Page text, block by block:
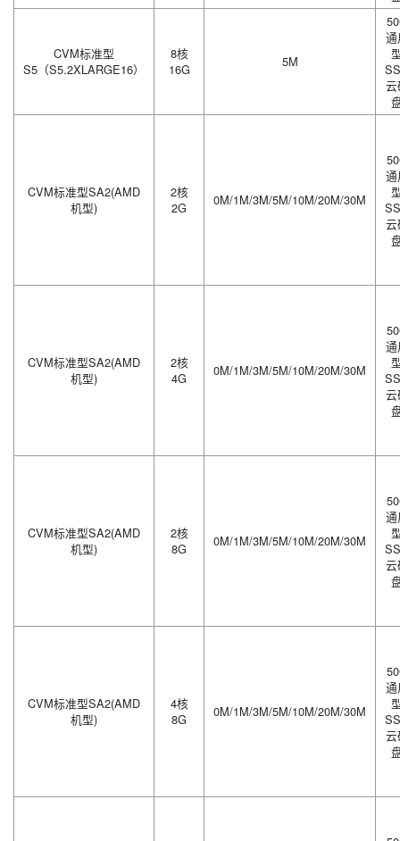
CVM标准型
S5（S5.2XLARGE16）
8核
16G
5M
通
云
CVM标准型SA2(AMD
机型)
2核
2G
0M/1M/3M/5M/10M/20M/30M
通
云
CVM标准型SA2(AMD
机型)
2核
4G
0M/1M/3M/5M/10M/20M/30M
通
云
CVM标准型SA2(AMD
机型)
2核
8G
0M/1M/3M/5M/10M/20M/30M
通
云
CVM标准型SA2(AMD
机型)
4核
8G
0M/1M/3M/5M/10M/20M/30M
通
云